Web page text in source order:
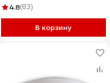
3 режима 605x560x130
65м белый/золото 51613 6
4.8(83)
В корзину